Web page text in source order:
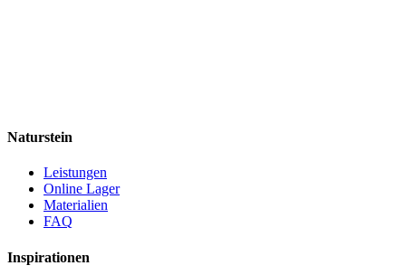
Naturstein
Leistungen
Online Lager
Materialien
FAQ
Inspirationen